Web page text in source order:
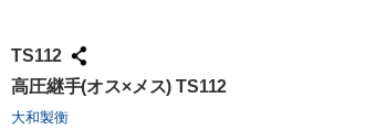
TS112
高圧継手(オス×メス) TS112
大和製衡